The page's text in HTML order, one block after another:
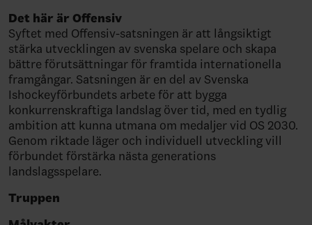
Det här är Offensiv
Syftet med Offensiv-satsningen är att långsiktigt
stärka utvecklingen av svenska spelare och skapa
bättre förutsättningar för framtida internationella
framgångar. Satsningen är en del av Svenska
Ishockeyförbundets arbete för att bygga
konkurrenskraftiga landslag över tid, med en tydlig
ambition att kunna utmana om medaljer vid OS 2030.
Genom riktade läger och individuell utveckling vill
förbundet förstärka nästa generations
landslagsspelare.
Truppen